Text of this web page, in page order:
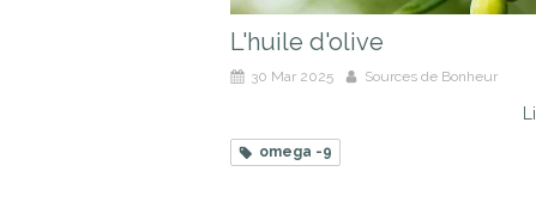
L'huile d'olive
30 Mar 2025 Sources de Bonheur
omega -9